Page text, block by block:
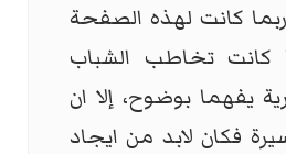
كانت لهذه الصفحة
كانت تخاطب الشباب
يفهما بوضوح، إلا ان
فكان لابد من ايجاد